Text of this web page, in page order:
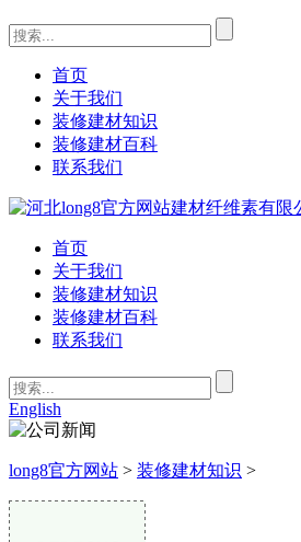
首页
关于我们
装修建材知识
装修建材百科
联系我们
首页
关于我们
装修建材知识
装修建材百科
联系我们
English
long8官方网站 > 装修建材知识 >